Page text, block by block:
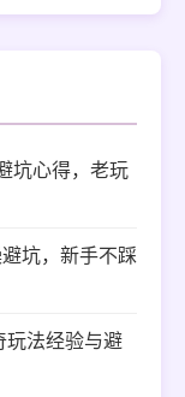
坑心得，老玩
坑，新手不踩
玩法经验与避